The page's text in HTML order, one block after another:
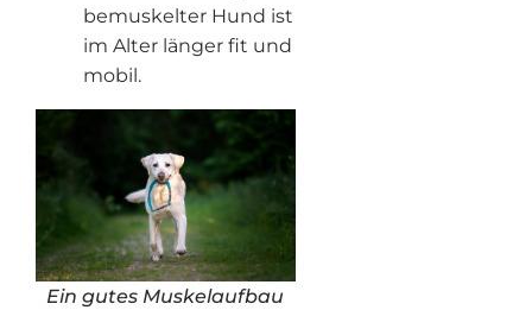
bemuskelter Hund ist
im Alter länger fit und
mobil.
Ein gutes Muskelaufbau